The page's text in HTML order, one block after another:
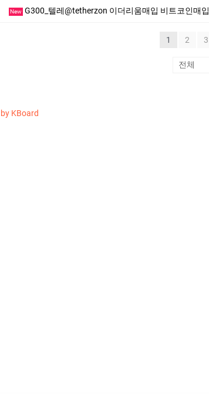
New G300_텔레@tetherzon 이더리움매입 비트코인매입
1 2 3
KBoard